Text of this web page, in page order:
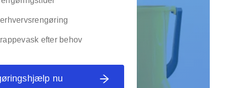
efter behov
nu